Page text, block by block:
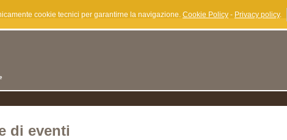
di eventi
cookie tecnici per garantirne la navigazione. Cookie Policy - Privacy policy.